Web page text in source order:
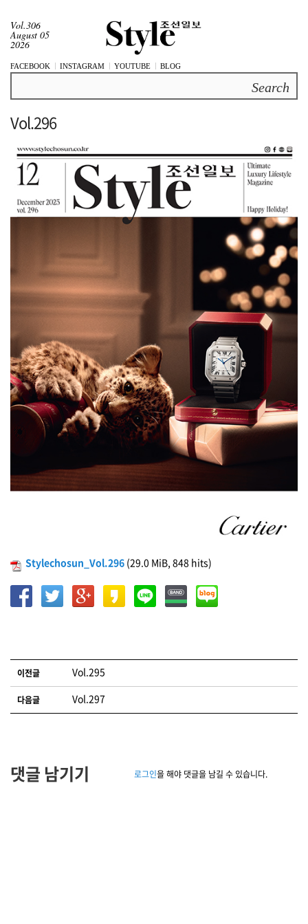
Vol.306
August 05
2026
FACEBOOK INSTAGRAM YOUTUBE BLOG
Vol.296
Stylechosun_Vol.296 (29.0 MiB, 848 hits)
글 네비게이션
이전글 Vol.295
다음글 Vol.297
댓글 남기기 로그인을 해야 댓글을 남길 수 있습니다.